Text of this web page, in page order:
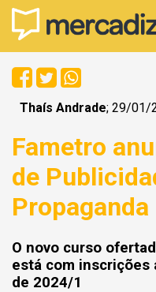
Thaís Andrade; 29/01/
Fametro
de
Propaganda
O novo curso
está com inscrições
de 2024/1